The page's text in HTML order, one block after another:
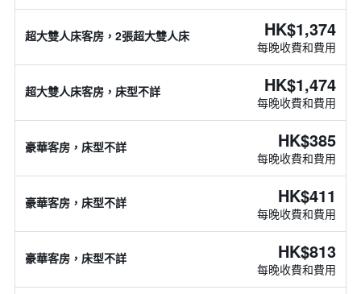
超大雙人床客房，2張超大雙人床 HK$1,374
每晚收費和費用
超大雙人床客房，床型不詳 HK$1,474
每晚收費和費用
豪華客房，床型不詳 HK$385
每晚收費和費用
豪華客房，床型不詳 HK$411
每晚收費和費用
豪華客房，床型不詳 HK$813
每晚收費和費用